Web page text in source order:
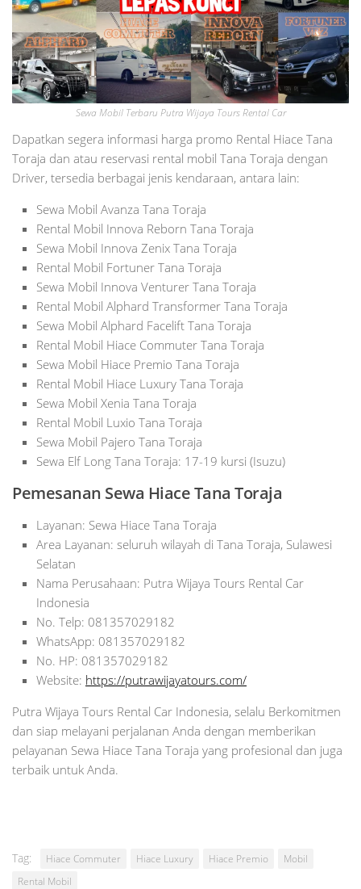
Sewa Mobil Terbaru Putra Wijaya Tours Rental Car
Dapatkan segera informasi harga promo Rental Hiace Tana
Toraja dan atau reservasi rental mobil Tana Toraja dengan
Driver, tersedia berbagai jenis kendaraan, antara lain:
Sewa Mobil Avanza Tana Toraja
Rental Mobil Innova Reborn Tana Toraja
Sewa Mobil Innova Zenix Tana Toraja
Rental Mobil Fortuner Tana Toraja
Sewa Mobil Innova Venturer Tana Toraja
Rental Mobil Alphard Transformer Tana Toraja
Sewa Mobil Alphard Facelift Tana Toraja
Rental Mobil Hiace Commuter Tana Toraja
Sewa Mobil Hiace Premio Tana Toraja
Rental Mobil Hiace Luxury Tana Toraja
Sewa Mobil Xenia Tana Toraja
Rental Mobil Luxio Tana Toraja
Sewa Mobil Pajero Tana Toraja
Sewa Elf Long Tana Toraja: 17-19 kursi (Isuzu)
Pemesanan Sewa Hiace Tana Toraja
Layanan: Sewa Hiace Tana Toraja
Area Layanan: seluruh wilayah di Tana Toraja, Sulawesi
Selatan
Nama Perusahaan: Putra Wijaya Tours Rental Car
Indonesia
No. Telp: 081357029182
WhatsApp: 081357029182
No. HP: 081357029182
Website: https://putrawijayatours.com/
Putra Wijaya Tours Rental Car Indonesia, selalu Berkomitmen
dan siap melayani perjalanan Anda dengan memberikan
pelayanan Sewa Hiace Tana Toraja yang profesional dan juga
terbaik untuk Anda.
Tag: Hiace Commuter Hiace Luxury Hiace Premio
Mobil
Rental Mobil